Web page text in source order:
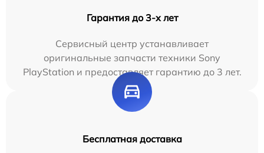
Гарантия до 3-х лет
Сервисный центр устанавливает
оригинальные запчасти техники Sony
PlayStation и предоставляет гарантию до 3 лет.
Бесплатная доставка